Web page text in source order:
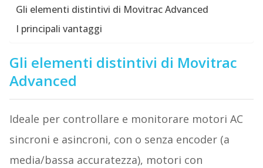
Gli elementi distintivi di Movitrac Advanced
I principali vantaggi
Gli elementi distintivi di Movitrac
Advanced
Ideale per controllare e monitorare motori AC
sincroni e asincroni, con o senza encoder (a
media/bassa accuratezza), motori con